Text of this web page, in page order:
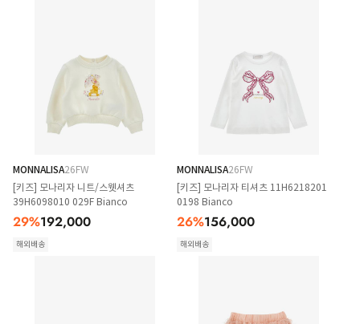
MONNALISA26FW
[키즈] 모나리자 니트/스웻셔츠
39H6098010 029F Bianco
29%192,000
해외배송
MONNALISA26FW
[키즈] 모나리자 티셔츠 11H6218201
0198 Bianco
26%156,000
해외배송